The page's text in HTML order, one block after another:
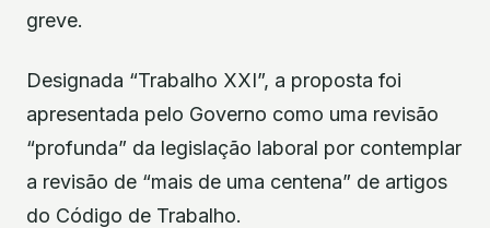
greve.
Designada “Trabalho XXI”, a proposta foi
apresentada pelo Governo como uma revisão
“profunda” da legislação laboral por contemplar
a revisão de “mais de uma centena” de artigos
do Código de Trabalho.